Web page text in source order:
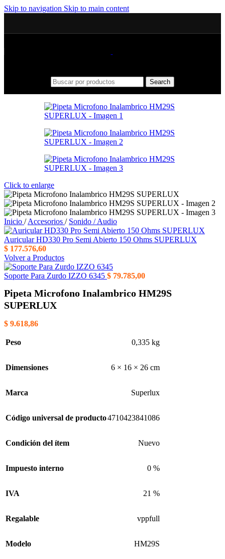
Skip to navigation Skip to main content
Search
Click to enlarge
Inicio / Accesorios / Sonido / Audio
Auricular HD330 Pro Semi Abierto 150 Ohms SUPERLUX
$ 177.576,60
Volver a Productos
Soporte Para Zurdo IZZO 6345 $ 79.785,00
Pipeta Microfono Inalambrico HM29S
SUPERLUX
$ 9.618,86
Peso 0,335 kg
Dimensiones 6 × 16 × 26 cm
Marca Superlux
Código universal de producto4710423841086
Condición del ítem Nuevo
Impuesto interno 0 %
IVA 21 %
Regalable vppfull
Modelo HM29S